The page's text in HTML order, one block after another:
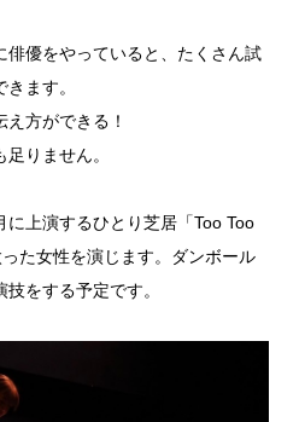
俳優をやっていると、たくさん試
ます。
方ができる！
りません。
上演するひとり芝居「Too Too
た女性を演じます。ダンボール
をする予定です。